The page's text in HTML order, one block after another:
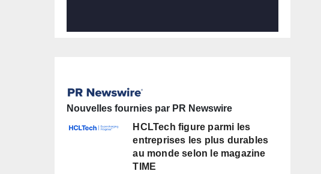
Nouvelles fournies par PR Newswire
HCLTech figure parmi les
entreprises les plus durables
au monde selon le magazine
TIME